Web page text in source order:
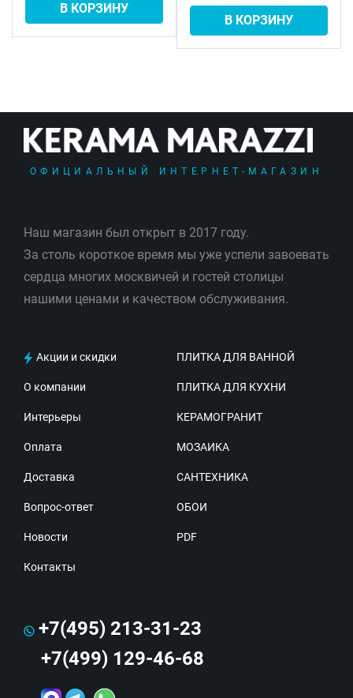
В КОРЗИНУ
В КОРЗИНУ
ОФИЦИАЛЬНЫЙ ИНТЕРНЕТ-МАГАЗИН
Наш магазин был открыт в 2017 году.
За столь короткое время мы уже успели завоевать
сердца многих москвичей и гостей столицы
нашими ценами и качеством обслуживания.
Акции и скидки
О компании
Интерьеры
Оплата
Доставка
Вопрос-ответ
Новости
Контакты
ПЛИТКА ДЛЯ ВАННОЙ
ПЛИТКА ДЛЯ КУХНИ
КЕРАМОГРАНИТ
МОЗАИКА
САНТЕХНИКА
ОБОИ
PDF
+7(495) 213-31-23
+7(499) 129-46-68